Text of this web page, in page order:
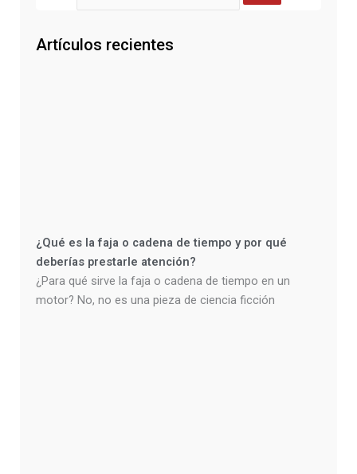
Artículos recientes
¿Qué es la faja o cadena de tiempo y por qué
deberías prestarle atención?
¿Para qué sirve la faja o cadena de tiempo en un
motor? No, no es una pieza de ciencia ficción